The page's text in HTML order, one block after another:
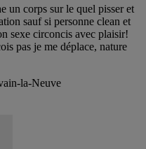
un corps sur le quel pisser et
sauf si personne clean et
sexe circoncis avec plaisir!
pas je me déplace, nature
la-Neuve